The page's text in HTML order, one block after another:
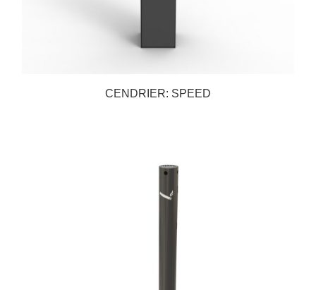
CENDRIER: SPEED